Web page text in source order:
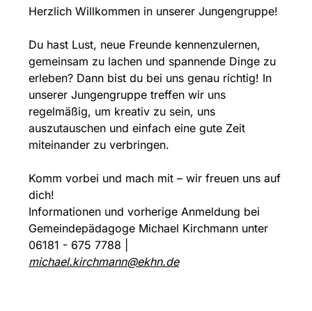
Herzlich Willkommen in unserer Jungengruppe!
Du hast Lust, neue Freunde kennenzulernen,
gemeinsam zu lachen und spannende Dinge zu
erleben? Dann bist du bei uns genau richtig! In
unserer Jungengruppe treffen wir uns
regelmäßig, um kreativ zu sein, uns
auszutauschen und einfach eine gute Zeit
miteinander zu verbringen.
Komm vorbei und mach mit – wir freuen uns auf
dich!
Informationen und vorherige Anmeldung bei
Gemeindepädagoge Michael Kirchmann unter
06181 - 675 7788 |
michael.kirchmann@ekhn.de